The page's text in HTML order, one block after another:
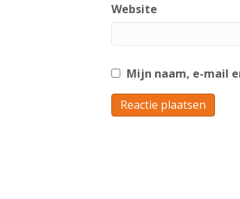
Website
Mijn naam, e-mail